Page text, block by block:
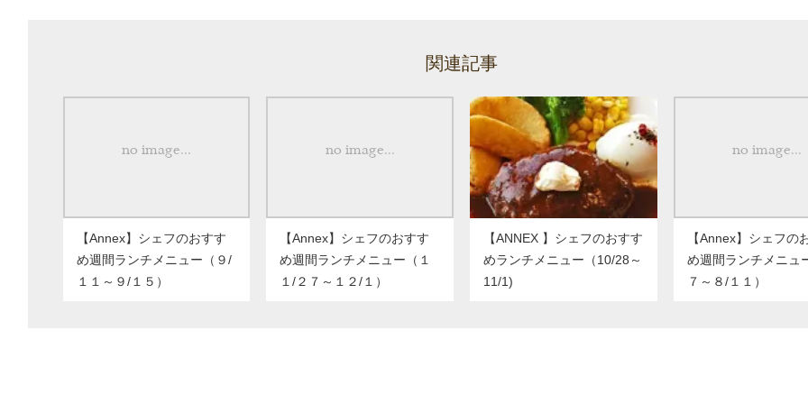
関連記事
【Annex】シェフのおすす
め週間ランチメニュー（９/
１１～９/１５）
【Annex】シェフのおすす
め週間ランチメニュー（１
１/２７～１２/１）
【ANNEX 】シェフのおすす
めランチメニュー（10/28～
11/1)
【Annex】シェフの
め週間ランチメニュ
７～８/１１）